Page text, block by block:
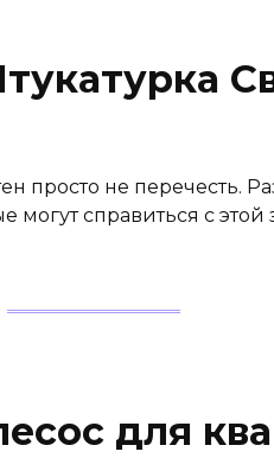
просто не перечесть.
могут справиться с
для